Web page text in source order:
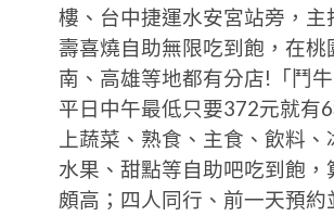
樓、台中捷運水安宮站旁，主
壽喜燒自助無限吃到飽，在桃
南、高雄等地都有分店!「鬥牛
平日中午最低只要372元就有
上蔬菜、熟食、主食、飲料、
水果、甜點等自助吧吃到飽，
頗高；四人同行、前一天預約